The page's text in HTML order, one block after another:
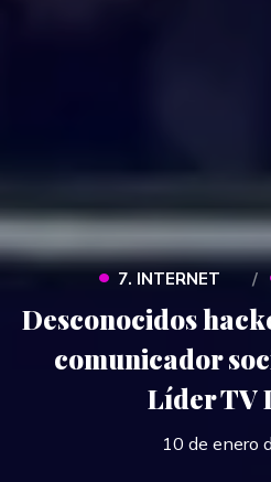
• 7. INTERNET
Desconocidos
comunicador
Líder TV
10 de enero